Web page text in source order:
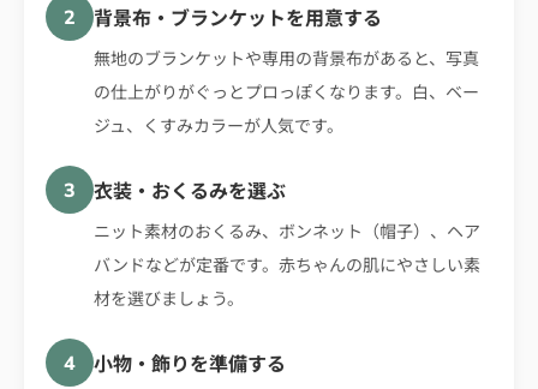
2 背景布・ブランケットを用意する
無地のブランケットや専用の背景布があると、写真
の仕上がりがぐっとプロっぽくなります。白、ベー
ジュ、くすみカラーが人気です。
3 衣装・おくるみを選ぶ
ニット素材のおくるみ、ボンネット（帽子）、ヘア
バンドなどが定番です。赤ちゃんの肌にやさしい素
材を選びましょう。
4 小物・飾りを準備する